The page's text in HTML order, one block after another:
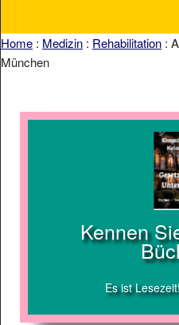
Home : Medizin : Rehabilitation :
München
Kennen
Es ist